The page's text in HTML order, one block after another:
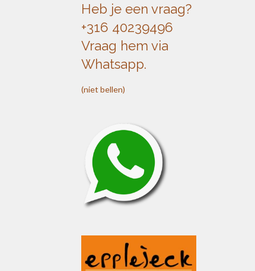
Heb je een vraag?
+316 40239496
Vraag hem via
Whatsapp.
(niet bellen)